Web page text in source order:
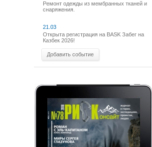
Ремонт одежды из мембранных тканей и
снаряжения.
21.03
Открыта регистрация на BASK Забег на
Казбек 2026!
Добавить событие